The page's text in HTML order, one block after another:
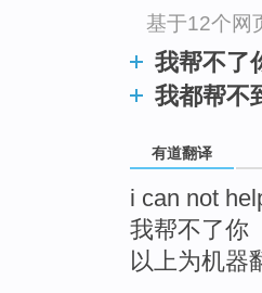
基于12个网
我帮不了
我都帮不
有道翻译
i can not
我帮不了你
以上为机器